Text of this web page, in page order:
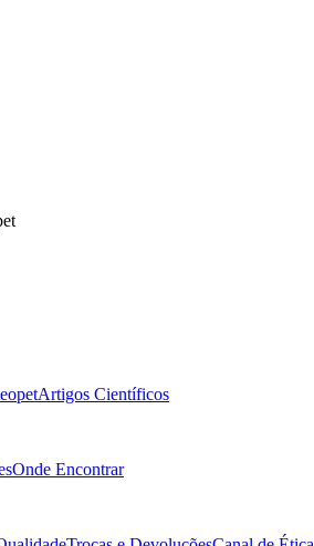
Artigos Científicos
Onde Encontrar